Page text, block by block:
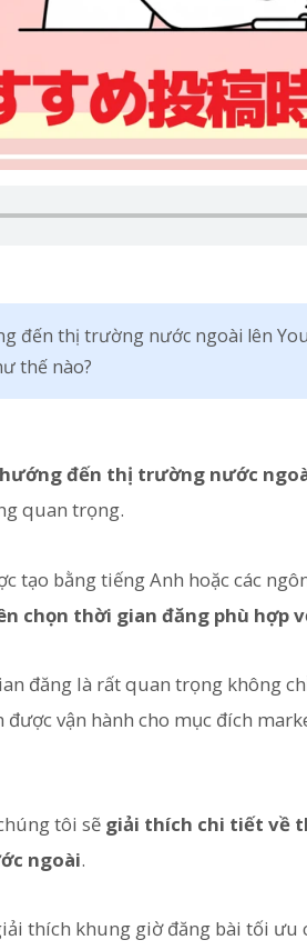
đến thị trường nước ngoài lên
thế nào?
đến thị trường nước
quan trọng.
tạo bằng tiếng Anh hoặc các
chọn thời gian đăng phù hợp
đăng là rất quan trọng không
được vận hành cho mục đích
tôi sẽ giải thích chi tiết về
ngoài.
thích khung giờ đăng bài tối